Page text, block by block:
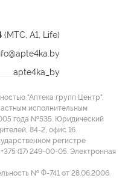
(МТС, A1, Life)
apte4ka_by
"Аптека групп Центр".
исполнительным
года №535. Юридический
84-2, офис 16.
регистре
(17) 249-00-05. Электронная
№ Ф-741 от 28.06.2006.